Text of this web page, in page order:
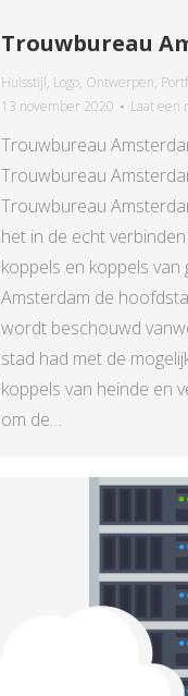
Trouwbureau
Huisstijl, Logo, Ontwerpen,
13 november 2020
Laat een
Trouwbureau
Trouwbureau
Trouwbureau
het in de echt
koppels en koppels van
Amsterdam de
wordt beschouwd
stad had met de
koppels van heinde en
om de…